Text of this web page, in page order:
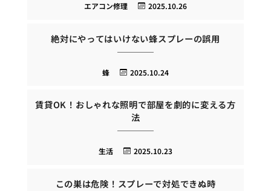
2025.10.26
エアコン修理
絶対にやってはいけない蜂スプレーの誤用
2025.10.24
蜂
賃貸OK！おしゃれな照明で部屋を劇的に変える方
法
2025.10.23
生活
この巣は危険！スプレーで対処できぬ時